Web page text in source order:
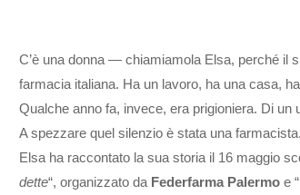
C’è una donna — chiamiamola Elsa, perché il
farmacia italiana. Ha un lavoro, ha una casa,
Qualche anno fa, invece, era prigioniera. Di
A spezzare quel silenzio è stata una farmacista.
Elsa ha raccontato la sua storia il 16 maggio
dette“, organizzato da Federfarma Palermo e “